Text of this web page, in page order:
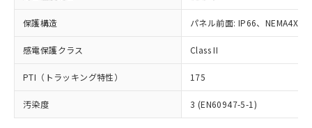
保護構造 パネル前面: IP66、NEMA4X,
感電保護クラス Class II
PTI（トラッキング特性） 175
汚染度 3 (EN60947-5-1)
オムロン制御機器販売店や当社販売拠
販売ネットワーク
」をご確認
ください。
在庫状況および標準価格結果を当社の
事前の承諾なく第三者に漏洩または開
示しないようお願いします。
マイパーツ機能（部品リスト作成サー
ビス）をご利用いただくには、I-Web
フタル酸エステル類の４物質については閾値を超える意
図的な使用がないことを確認しています。
※2 対応予定月
部品在庫の切り替え状況などにより、予定
月が前後することがあります。
「ｅ」：有害物質（10物質）のすべてが基
準値以下であることを示します。
「10」：通常の使用状況下において有害物
質が外部に漏えいし、環境に深刻な影響を
ル、化学兵器、生物兵器またはその他
武器並びにこれらの製造装置等に一切
当社は、貴社製品を第三者に販売する
場合は、上記1、2および3の内容を当
該第三者に通知します。また当社は、
販売先および販売に係わる関係者が違
法に輸出するおそれがある場合は、取
在庫なし(最新の在庫状況につ
いては、お客様のお取引先、ま
たはお客様担当のオムロン制御
機器販売店・当社販売員にご確
認ください)
白
受注生産機種、また在庫状況の
情報を公開していない機種